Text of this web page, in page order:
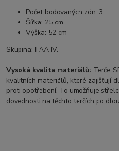
Počet bodovaných zón:3
Šířka: 25 cm
Výška: 52 cm
Skupina: IFAA IV.
Vysoká kvalita materiálů: Terče
kvalitních materiálů, které zajišťují
proti opotřebení. To umožňuje
dovednosti na těchto terčích po